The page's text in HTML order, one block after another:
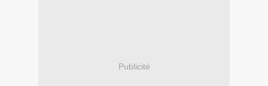
Publicité